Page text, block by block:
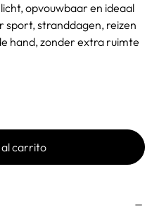
opvouwbaar en ideaal
stranddagen, reizen
hand, zonder extra ruimte
carrito